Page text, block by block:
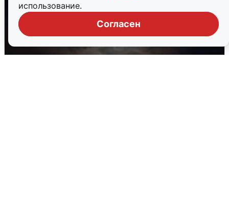
использование.
Согласен